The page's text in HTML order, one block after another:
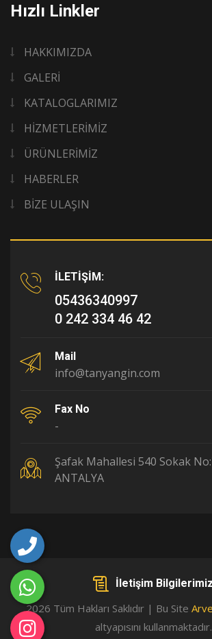
Hızlı Linkler
HAKKIMIZDA
GALERİ
KATALOGLARIMIZ
HİZMETLERİMİZ
ÜRÜNLERİMİZ
HABERLER
BİZE ULAŞIN
İLETİŞİM:
05436340997
0 242 334 46 42
Mail
info@tanyangin.com
Fax No
-
Şafak Mahallesi 540 Sokak
ANTALYA
İletişim Bilgilerimiz
2026 Tüm Hakları Saklıdır | Bu Site
altyapısını kullanmaktadır.